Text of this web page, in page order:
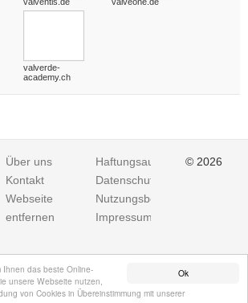
Ok
Ihnen das beste Online-
unsere Webseite nutzen,
von Cookies in Übereinstimmung mit unserer
valverde-
academy.ch
Über uns
Kontakt
Webseite
entfernen
Haftungsausschluss
Datenschutz
Nutzungsbedingungen
Impressum
© 2026